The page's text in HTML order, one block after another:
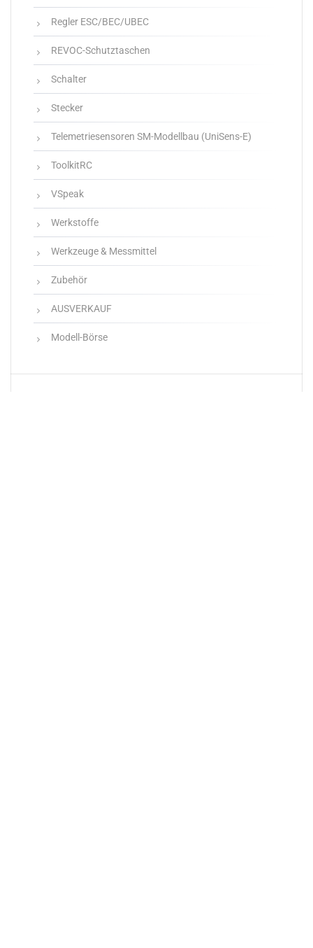
Regler ESC/BEC/UBEC
REVOC-Schutztaschen
Schalter
Stecker
Telemetriesensoren SM-Modellbau (UniSens-E)
ToolkitRC
VSpeak
Werkstoffe
Werkzeuge & Messmittel
Zubehör
AUSVERKAUF
Modell-Börse